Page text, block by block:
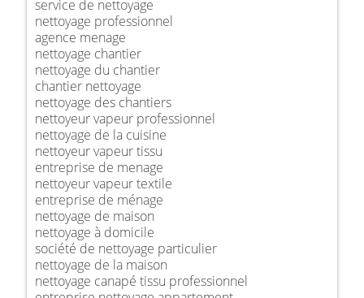
service de nettoyage
nettoyage professionnel
agence menage
nettoyage chantier
nettoyage du chantier
chantier nettoyage
nettoyage des chantiers
nettoyeur vapeur professionnel
nettoyage de la cuisine
nettoyeur vapeur tissu
entreprise de menage
nettoyeur vapeur textile
entreprise de ménage
nettoyage de maison
nettoyage à domicile
société de nettoyage particulier
nettoyage de la maison
nettoyage canapé tissu professionnel